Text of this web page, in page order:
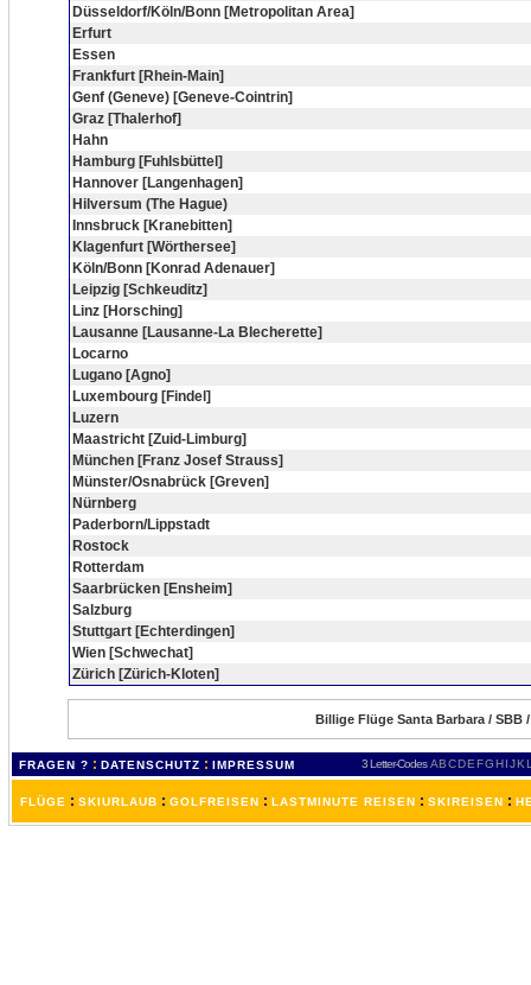
Düsseldorf/Köln/Bonn [Metropolitan Area]
Erfurt
Essen
Frankfurt [Rhein-Main]
Genf (Geneve) [Geneve-Cointrin]
Graz [Thalerhof]
Hahn
Hamburg [Fuhlsbüttel]
Hannover [Langenhagen]
Hilversum (The Hague)
Innsbruck [Kranebitten]
Klagenfurt [Wörthersee]
Köln/Bonn [Konrad Adenauer]
Leipzig [Schkeuditz]
Linz [Horsching]
Lausanne [Lausanne-La Blecherette]
Locarno
Lugano [Agno]
Luxembourg [Findel]
Luzern
Maastricht [Zuid-Limburg]
München [Franz Josef Strauss]
Münster/Osnabrück [Greven]
Nürnberg
Paderborn/Lippstadt
Rostock
Rotterdam
Saarbrücken [Ensheim]
Salzburg
Stuttgart [Echterdingen]
Wien [Schwechat]
Zürich [Zürich-Kloten]
Billige Flüge Santa Barbara / SBB
FRAGEN ? : DATENSCHUTZ : IMPRESSUM 3 Letter-Codes ABCDEFGH IJKL
FLÜGE : SKIURLAUB : GOLFREISEN : LASTMINUTE REISEN : SKIREISEN :